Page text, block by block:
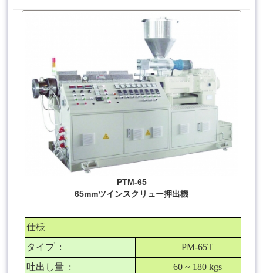
PTM-65
65mmツインスクリュー押出機
仕様
タイプ :
PM-65T
吐出し量 : 60 ~ 180 kgs